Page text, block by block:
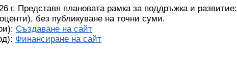
г. Представя плановата рамка за поддръжка и развитие:
без публикуване на точни суми.
Създаване на сайт
Финансиране на сайт